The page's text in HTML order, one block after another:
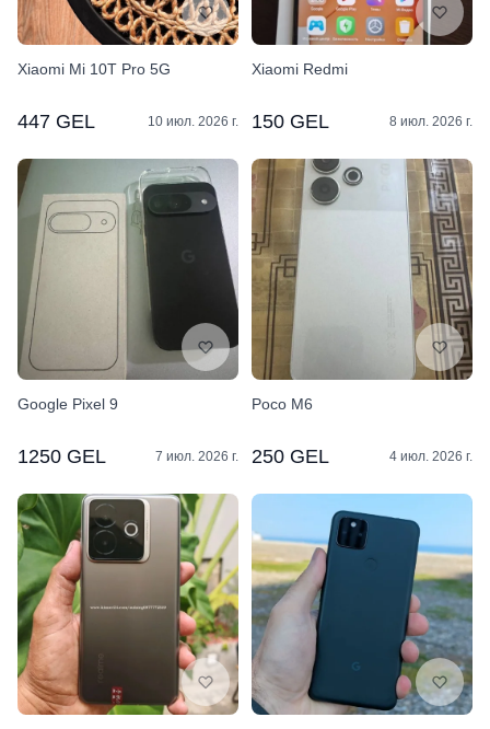
Xiaomi Mi 10T Pro 5G
447 GEL 10 июл. 2026 г.
Xiaomi Redmi
150 GEL 8 июл. 2026 г.
Google Pixel 9
1250 GEL 7 июл. 2026 г.
Poco M6
250 GEL 4 июл. 2026 г.